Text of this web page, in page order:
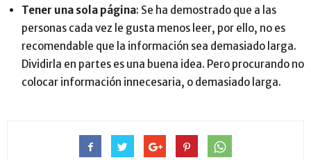
Tener una sola página: Se ha demostrado que a las
personas cada vez le gusta menos leer, por ello, no es
recomendable que la información sea demasiado larga.
Dividirla en partes es una buena idea. Pero procurando no
colocar información innecesaria, o demasiado larga.